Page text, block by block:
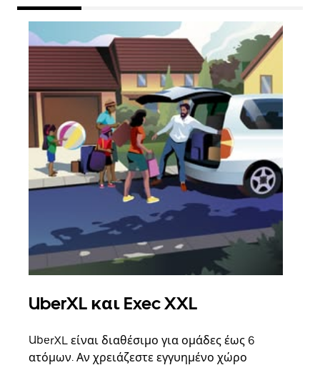
UberXL και Exec XXL
UberXL είναι διαθέσιμο για ομάδες έως 6
ατόμων. Αν χρειάζεστε εγγυημένο χώρο